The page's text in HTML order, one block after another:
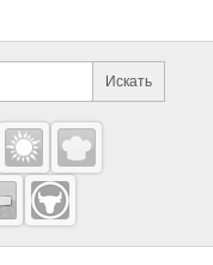
по сайту и
Искать